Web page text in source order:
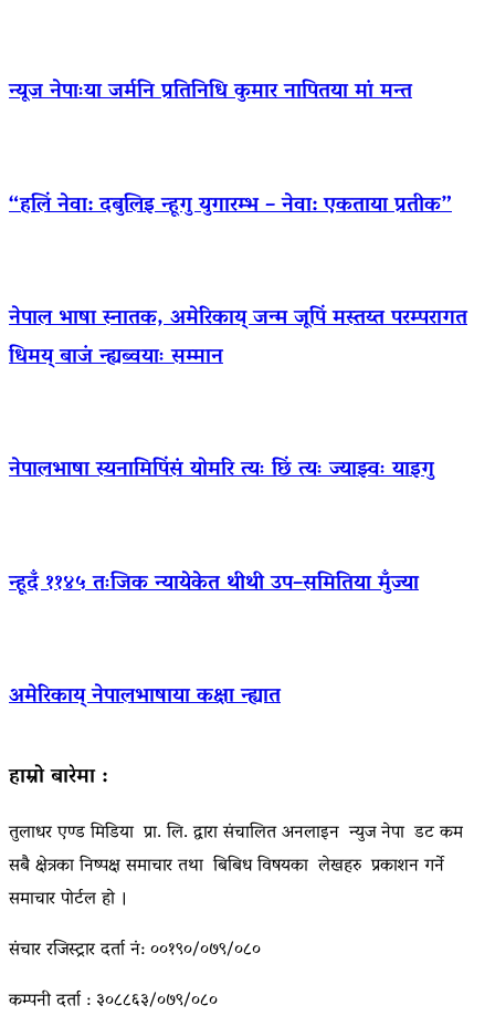
न्यूज नेपाःया जर्मनि प्रतिनिधि कुमार नापितया मां मन्त
“हलिं नेवा: दबुलिइ न्हूगु युगारम्भ – नेवा: एकताया प्रतीक”
नेपाल भाषा स्नातक, अमेरिकाय् जन्म जूपिं मस्तय्त परम्परागत
धिमय् बाजं न्ह्यब्वयाः सम्मान
नेपालभाषा स्यनामिपिंसं योमरि त्यः छिं त्यः ज्याझ्वः याइगु
न्हूदँ ११४५ तःजिक न्यायेकेत थीथी उप–समितिया मुँज्या
अमेरिकाय् नेपालभाषाया कक्षा न्ह्यात
हाम्रो बारेमा :
तुलाधर एण्ड मिडिया प्रा. लि. द्वारा संचालित अनलाइन न्युज नेपा डट कम
सबै क्षेत्रका निष्पक्ष समाचार तथा बिबिध विषयका लेखहरु प्रकाशन गर्ने
समाचार पोर्टल हो ।
संचार रजिस्ट्रार दर्ता नं: ००१९०/०७९/०८०
कम्पनी दर्ता : ३०८८६३/०७९/०८०